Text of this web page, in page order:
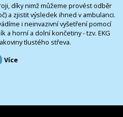
díky nimž můžeme provést odběr
a zjistit výsledek ihned v ambulanci.
i neinvazivní vyšetření pomocí
a horní a dolní končetiny - tzv. EKG
tlustého střeva.
Více